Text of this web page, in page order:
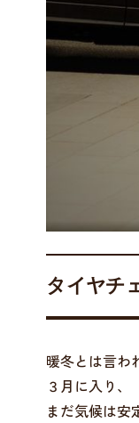
タイヤチ
暖冬とは言わ
３月に入り、
まだ気候は安